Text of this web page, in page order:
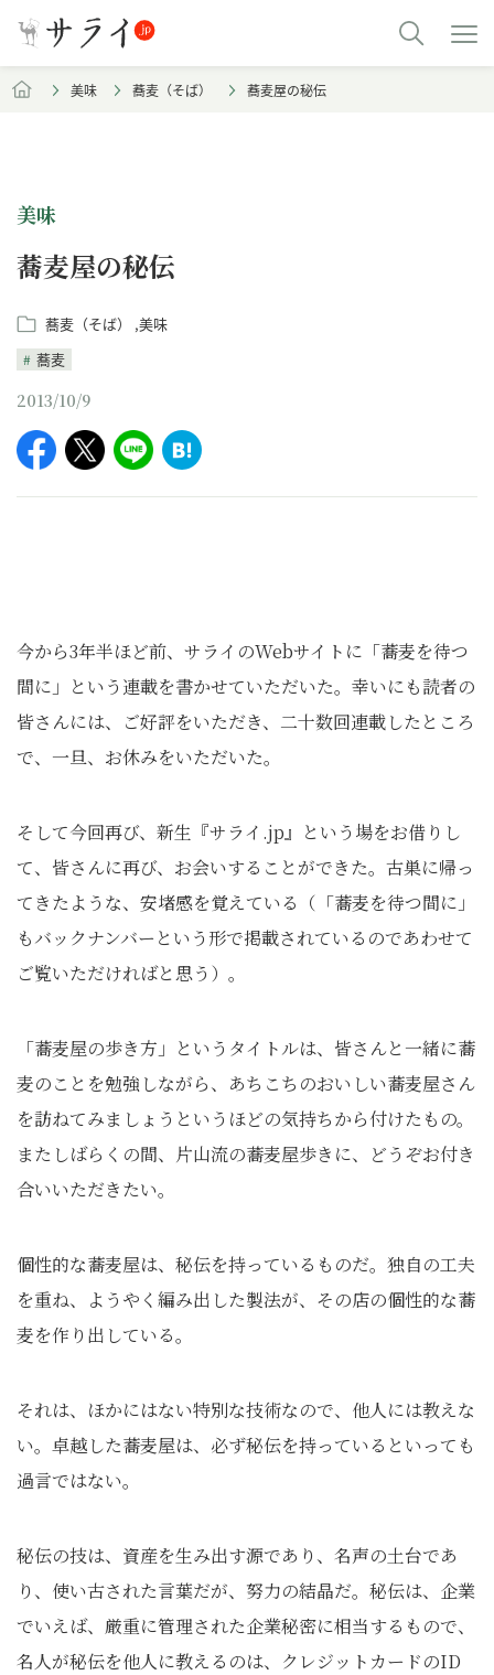
美味 蕎麦（そば） 蕎麦屋の秘伝
美味
蕎麦屋の秘伝
蕎麦（そば）
美味
蕎麦
2013/10/9
今から3年半ほど前、サライのWebサイトに「蕎麦を待つ
間に」という連載を書かせていただいた。幸いにも読者の
皆さんには、ご好評をいただき、二十数回連載したところ
で、一旦、お休みをいただいた。
そして今回再び、新生『サライ.jp』という場をお借りし
て、皆さんに再び、お会いすることができた。古巣に帰っ
てきたような、安堵感を覚えている（「蕎麦を待つ間に」
もバックナンバーという形で掲載されているのであわせて
ご覧いただければと思う）。
「蕎麦屋の歩き方」というタイトルは、皆さんと一緒に蕎
麦のことを勉強しながら、あちこちのおいしい蕎麦屋さん
を訪ねてみましょうというほどの気持ちから付けたもの。
またしばらくの間、片山流の蕎麦屋歩きに、どうぞお付き
合いいただきたい。
個性的な蕎麦屋は、秘伝を持っているものだ。独自の工夫
を重ね、ようやく編み出した製法が、その店の個性的な蕎
麦を作り出している。
それは、ほかにはない特別な技術なので、他人には教えな
い。卓越した蕎麦屋は、必ず秘伝を持っているといっても
過言ではない。
秘伝の技は、資産を生み出す源であり、名声の土台であ
り、使い古された言葉だが、努力の結晶だ。秘伝は、企業
でいえば、厳重に管理された企業秘密に相当するもので、
名人が秘伝を他人に教えるのは、クレジットカードのID